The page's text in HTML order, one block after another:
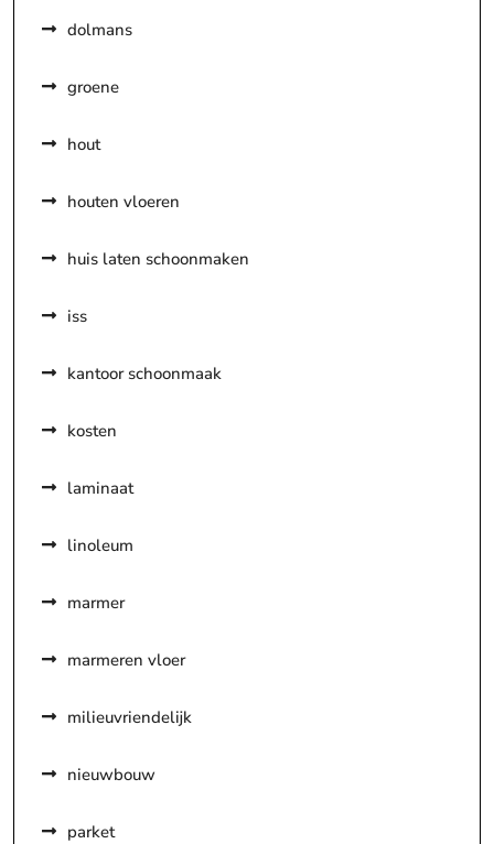
dolmans
groene
hout
houten vloeren
huis laten schoonmaken
iss
kantoor schoonmaak
kosten
laminaat
linoleum
marmer
marmeren vloer
milieuvriendelijk
nieuwbouw
parket